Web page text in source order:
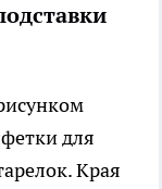
для
Края